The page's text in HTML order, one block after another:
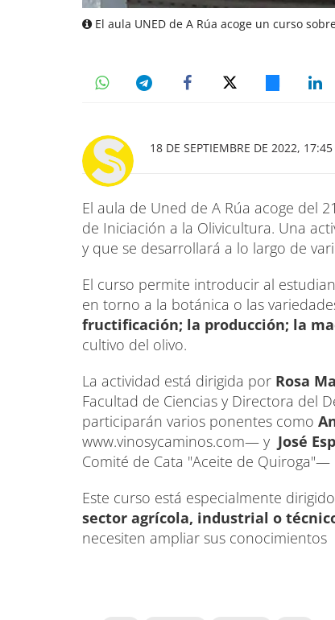
El aula UNED de A Rúa acoge un curso
18 DE SEPTIEMBRE DE 2022, 17:45
El aula de Uned de A Rúa acoge del
de Iniciación a la Olivicultura. Una
y que se desarrollará a lo largo de
El curso permite introducir al
en torno a la botánica o las
fructificación; la producción; la
cultivo del olivo.
La actividad está dirigida por Rosa
Facultad de Ciencias y Directora del
participarán varios ponentes como
www.vinosycaminos.com— y José
Comité de Cata "Aceite de Quiroga"—
Este curso está especialmente
sector agrícola, industrial o
necesiten ampliar sus